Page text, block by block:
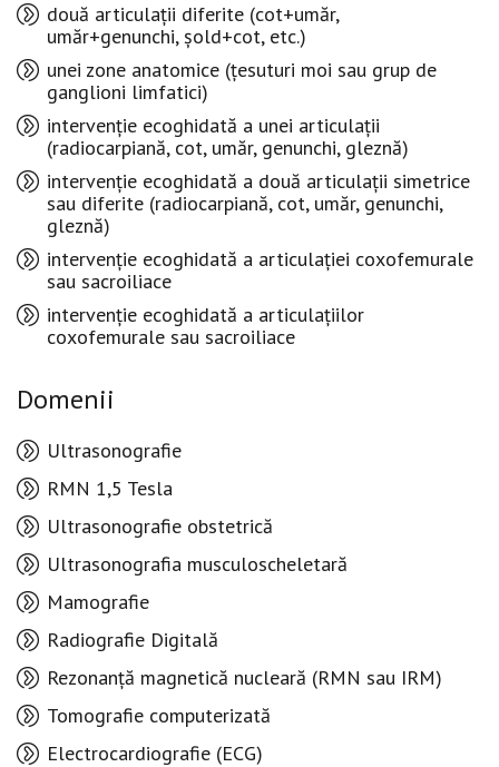
două articulații diferite (cot+umăr,
umăr+genunchi, șold+cot, etc.)
unei zone anatomice (țesuturi moi sau grup de
ganglioni limfatici)
intervenție ecoghidată a unei articulații
(radiocarpiană, cot, umăr, genunchi, gleznă)
intervenție ecoghidată a două articulații simetrice
sau diferite (radiocarpiană, cot, umăr, genunchi,
gleznă)
intervenție ecoghidată a articulației coxofemurale
sau sacroiliace
intervenție ecoghidată a articulațiilor
coxofemurale sau sacroiliace
Domenii
Ultrasonografie
RMN 1,5 Tesla
Ultrasonografie obstetrică
Ultrasonografia musculoscheletară
Mamografie
Radiografie Digitală
Rezonanță magnetică nucleară (RMN sau IRM)
Tomografie computerizată
Electrocardiografie (ECG)